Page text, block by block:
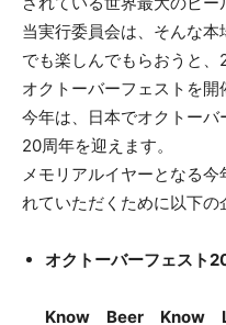
当実行委員会は、そんな
でも楽しんでもらおうと
オクトーバーフェストを開
今年は、日本でオクトー
20周年を迎えます。
メモリアルイヤーとなる
れていただくために以下の
オクトーバーフェスト
Know Beer Know